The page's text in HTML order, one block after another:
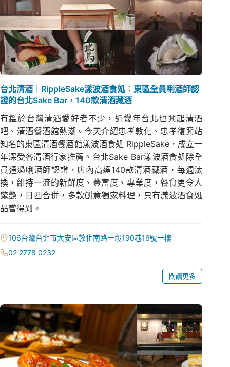
台北清酒｜RippleSake漾波酒食処：東區全員唎酒師認
證的台北Sake Bar，140款清酒藏酒
有鑑於台灣清酒愛好者不少，近幾年台北也興起清酒
吧、清酒餐酒館熱潮。今天介紹忠孝敦化、忠孝復興站
知名的東區清酒餐酒館漾波酒食処 RippleSake，成立一
年深受各清酒行家推薦。台北Sake Bar漾波酒食処除全
員通過唎酒師認證，店內高達140款清酒藏酒，每週汰
換，維持一流的新鮮度、豐富度、專業度，餐食更令人
驚艷，日西合併，多款創意獨家料理，只有漾波酒食処
品嘗得到。
106台灣台北市大安區敦化南路一段190巷16號一樓
02 2778 0232
閱讀更多